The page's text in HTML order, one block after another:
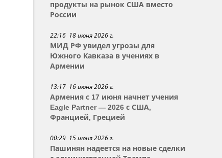
продукты на рынок США вместо
России
22:16 18 июня 2026 г.
МИД РФ увидел угрозы для
Южного Кавказа в учениях в
Армении
13:17 16 июня 2026 г.
Армения с 17 июня начнет учения
Eagle Partner — 2026 с США,
Францией, Грецией
00:29 15 июня 2026 г.
Пашинян надеется на новые сделки